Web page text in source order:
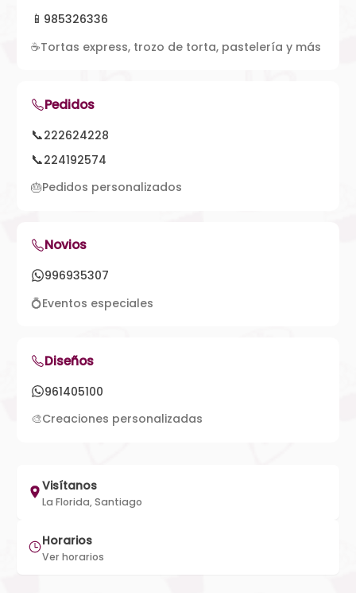
📱 985326336
☕Tortas express, trozo de torta, pastelería y más
Pedidos
📞222624228
📞224192574
🎂Pedidos personalizados
Novios
996935307
💍Eventos especiales
Diseños
961405100
🎨Creaciones personalizadas
Visítanos
La Florida, Santiago
Horarios
Ver horarios